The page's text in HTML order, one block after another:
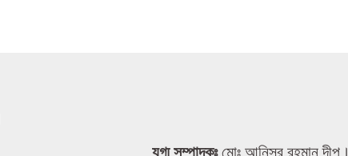
যুগ্ম সম্পাদকঃমোঃ আনিসুর রহমান দীপু।